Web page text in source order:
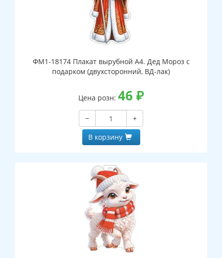
ФМ1-18174 Плакат вырубной А4. Дед Мороз с
подарком (двухсторонний, ВД-лак)
Цена розн: 46 ₽
−
+
В корзину